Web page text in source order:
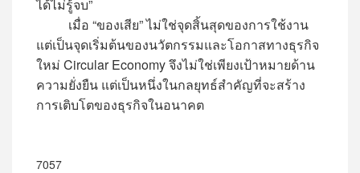
ได้ไม่รู้จบ”
เมื่อ “ของเสีย” ไม่ใช่จุดสิ้นสุดของการใช้งาน
แต่เป็นจุดเริ่มต้นของนวัตกรรมและโอกาสทางธุรกิจ
ใหม่ Circular Economy จึงไม่ใช่เพียงเป้าหมายด้าน
ความยั่งยืน แต่เป็นหนึ่งในกลยุทธ์สำคัญที่จะสร้าง
การเติบโตของธุรกิจในอนาคต
7057